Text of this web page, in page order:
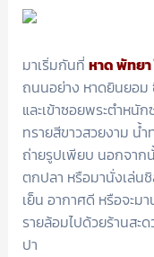
มาเริ่มกันที่ หาด พัทยา
ถนนอย่าง หาดยินยอม
และเข้าซอยพระตำหนั
ทรายสีขาวสวยงาม น้
ถ่ายรูปเพียบ นอกจาก
ตกปลา หรือมานั่งเล่น
เย็น อากาศดี หรือจะ
รายล้อมไปด้วยร้านสะ
ปา